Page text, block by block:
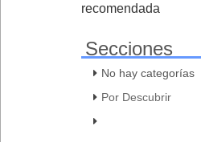
recomendada
Secciones
No hay categorías
Por Descubrir